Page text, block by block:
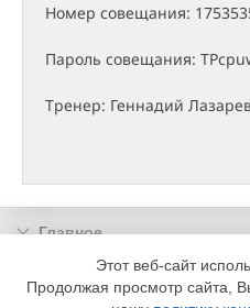
Номер совещания:
Пароль совещания:
Тренер: Геннадий
Главное
Подписка
Информация
Этот веб-сайт
Продолжая просмотр сайта,